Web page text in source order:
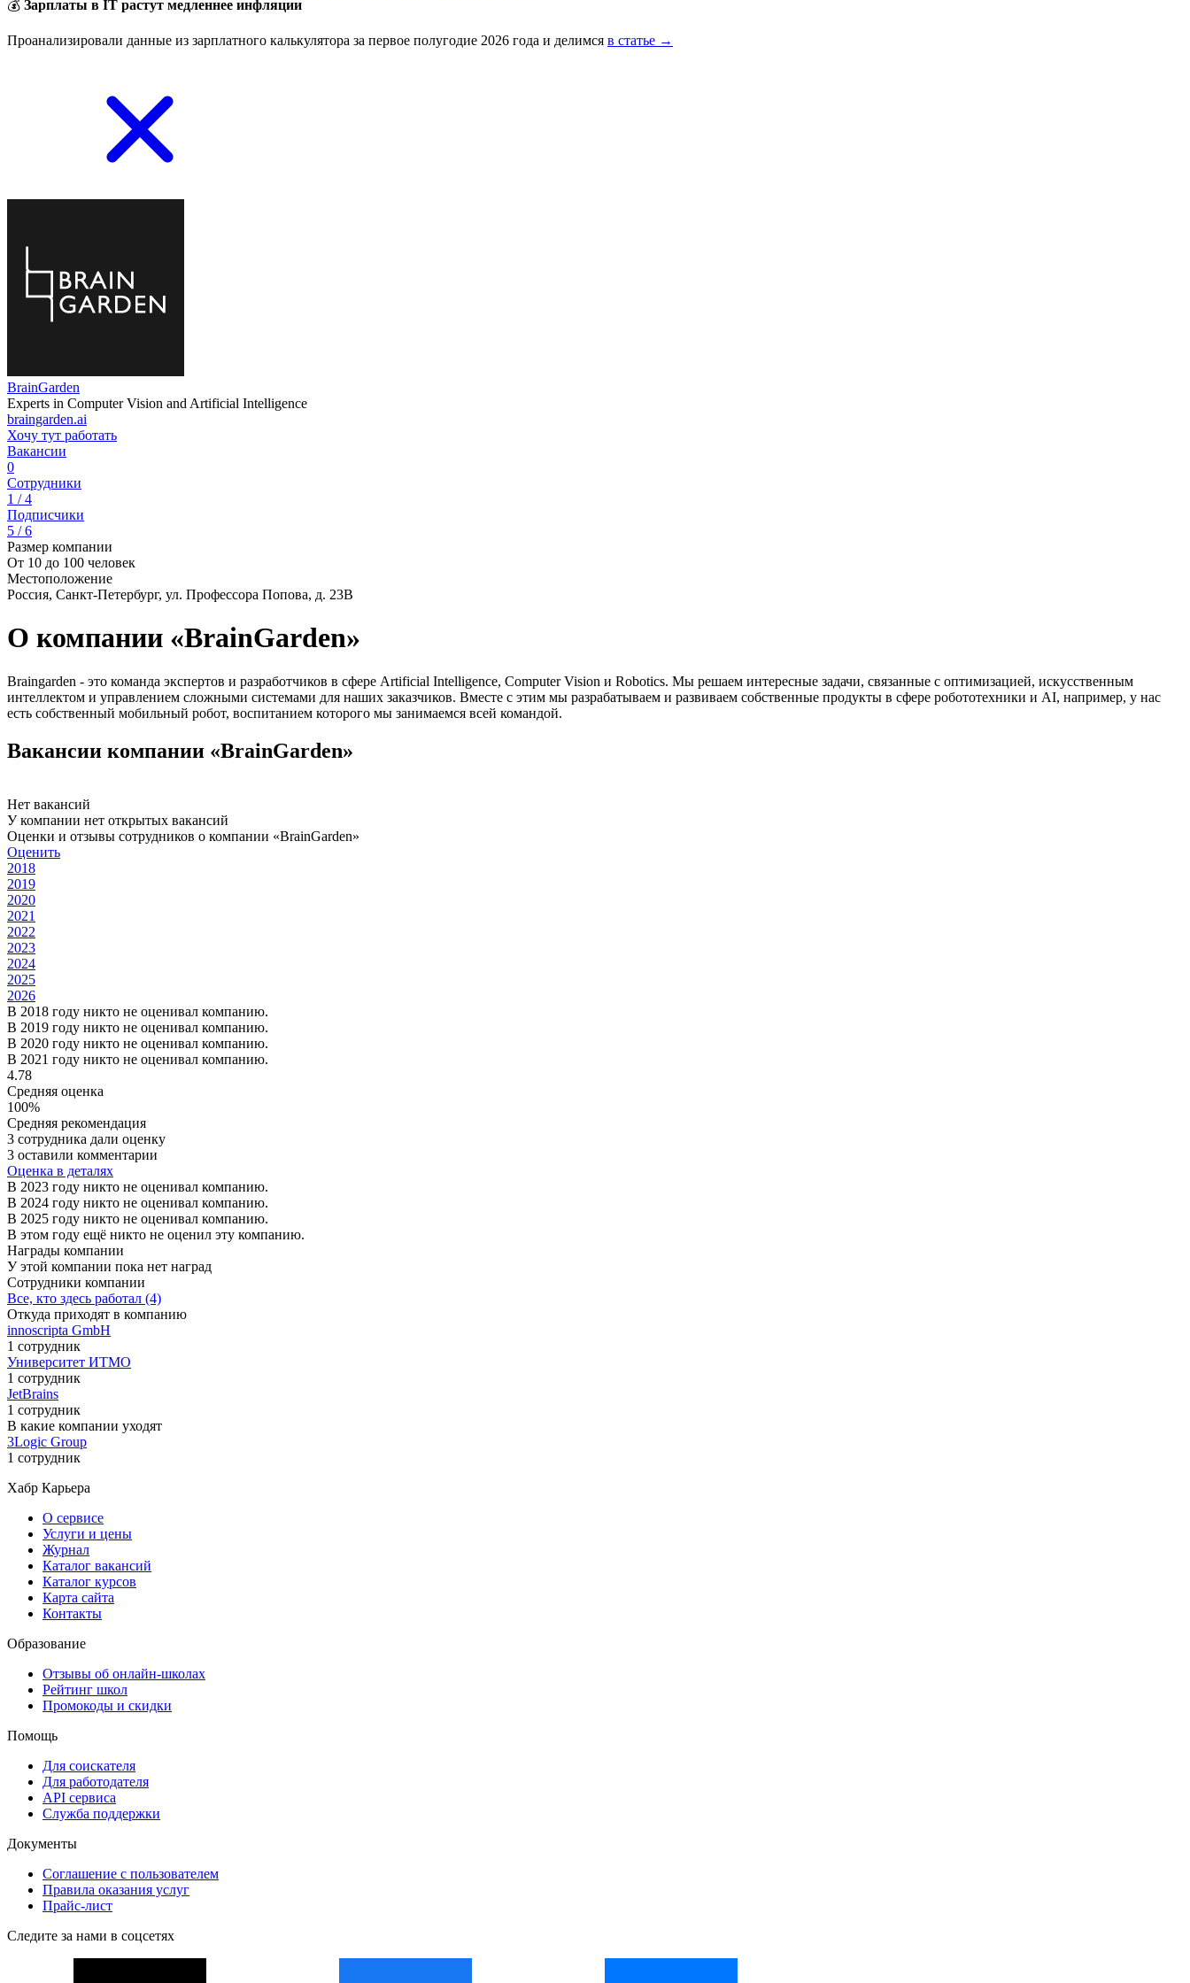
💰 Зарплаты в IT растут медленнее инфляции
Проанализировали данные из зарплатного калькулятора за первое полугодие 2026 года и делимся в статье →
BrainGarden
Experts in Computer Vision and Artificial Intelligence
braingarden.ai
Хочу тут работать
Вакансии
0
Сотрудники
1 / 4
Подписчики
5 / 6
Размер компании
От 10 до 100 человек
Местоположение
Россия, Санкт-Петербург, ул. Профессора Попова, д. 23В
О компании «BrainGarden»
Braingarden - это команда экспертов и разработчиков в сфере Artificial Intelligence, Computer Vision и Robotics. Мы решаем интересные задачи, связанные с оптимизацией, искусственным
интеллектом и управлением сложными системами для наших заказчиков. Вместе с этим мы разрабатываем и развиваем собственные продукты в сфере робототехники и AI, например, у нас
есть собственный мобильный робот, воспитанием которого мы занимаемся всей командой.
Вакансии компании «BrainGarden»
Нет вакансий
У компании нет открытых вакансий
Оценки и отзывы сотрудников о компании «BrainGarden»
Оценить
2018
2019
2020
2021
2022
2023
2024
2025
2026
В 2018 году никто не оценивал компанию.
В 2019 году никто не оценивал компанию.
В 2020 году никто не оценивал компанию.
В 2021 году никто не оценивал компанию.
4.78
Средняя оценка
100%
Средняя рекомендация
3 сотрудника дали оценку
3 оставили комментарии
Оценка в деталях
В 2023 году никто не оценивал компанию.
В 2024 году никто не оценивал компанию.
В 2025 году никто не оценивал компанию.
В этом году ещё никто не оценил эту компанию.
Награды компании
У этой компании пока нет наград
Сотрудники компании
Все, кто здесь работал (4)
Откуда приходят в компанию
innoscripta GmbH
1 сотрудник
Университет ИТМО
1 сотрудник
JetBrains
1 сотрудник
В какие компании уходят
3Logic Group
1 сотрудник
Хабр Карьера
О сервисе
Услуги и цены
Журнал
Каталог вакансий
Каталог курсов
Карта сайта
Контакты
Образование
Отзывы об онлайн-школах
Рейтинг школ
Промокоды и скидки
Помощь
Для соискателя
Для работодателя
API сервиса
Служба поддержки
Документы
Соглашение с пользователем
Правила оказания услуг
Прайс-лист
Следите за нами в соцсетях